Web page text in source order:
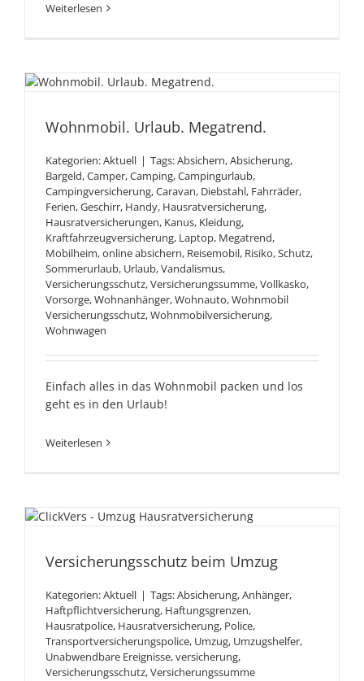
Weiterlesen
Wohnmobil. Urlaub.
Megatrend.
Wohnmobil. Urlaub. Megatrend.
Kategorien:Aktuell | Tags:Absichern,Absicherung,
Bargeld,Camper,Camping,Campingurlaub,
Campingversicherung,Caravan, Diebstahl, Fahrräder,
Ferien,Geschirr, Handy, Hausratversicherung,
Hausratversicherungen, Kanus, Kleidung,
Kraftfahrzeugversicherung, Laptop, Megatrend,
Mobilheim,online absichern, Reisemobil, Risiko,Schutz,
Sommerurlaub, Urlaub,Vandalismus,
Versicherungsschutz,Versicherungssumme,Vollkasko,
Vorsorge,Wohnanhänger,Wohnauto,Wohnmobil
Versicherungsschutz,Wohnmobilversicherung,
Wohnwagen
Einfach alles in das Wohnmobil packen und los
geht es in den Urlaub!
Weiterlesen
Versicherungsschutz beim
Umzug
Versicherungsschutz beim Umzug
Kategorien:Aktuell | Tags:Absicherung,Anhänger,
Haftpflichtversicherung, Haftungsgrenzen,
Hausratpolice, Hausratversicherung, Police,
Transportversicherungspolice, Umzug, Umzugshelfer,
Unabwendbare Ereignisse,versicherung,
Versicherungsschutz,Versicherungssumme